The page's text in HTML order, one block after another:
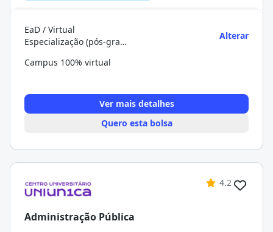
EaD / Virtual
Especialização (pós-graduação)
Alterar
Campus 100% virtual
Ver mais detalhes
Quero esta bolsa
4.2
Administração Pública